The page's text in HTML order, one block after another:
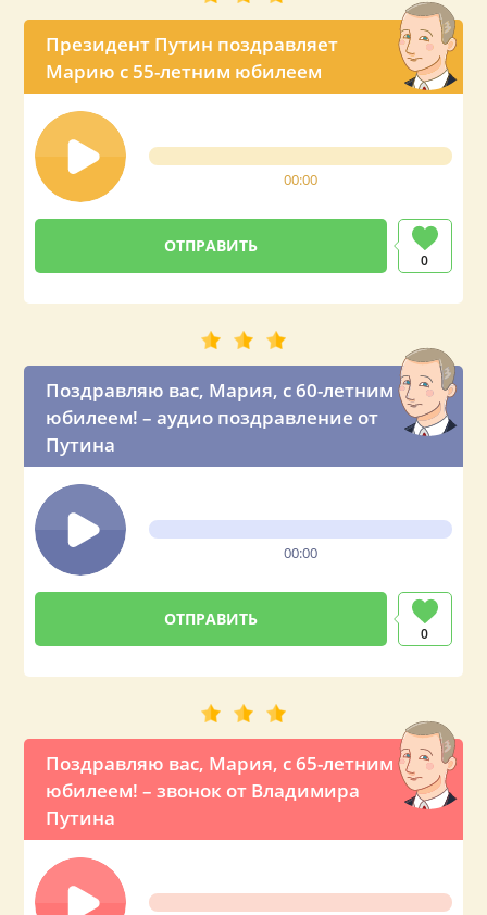
Президент Путин поздравляет
Марию с 55-летним юбилеем
00:00
0
Поздравляю вас, Мария, с 60-летним
юбилеем! – аудио поздравление от
Путина
00:00
0
Поздравляю вас, Мария, с 65-летним
юбилеем! – звонок от Владимира
Путина